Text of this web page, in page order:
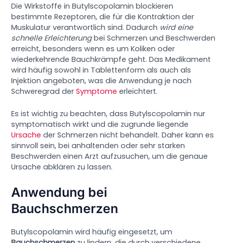
Die Wirkstoffe in Butylscopolamin blockieren
bestimmte Rezeptoren, die für die Kontraktion der
Muskulatur verantwortlich sind. Dadurch wird eine
schnelle Erleichterungbei Schmerzen und Beschwerden
erreicht, besonders wenn es um Koliken oder
wiederkehrende Bauchkrämpfe geht. Das Medikament
wird häufig sowohl in Tablettenform als auch als
Injektion angeboten, was die Anwendung je nach
Schweregrad derSymptome erleichtert.
Es ist wichtig zu beachten, dass Butylscopolamin nur
symptomatisch wirkt und die zugrunde liegende
Ursache der Schmerzen nicht behandelt. Daher kann es
sinnvoll sein, bei anhaltenden oder sehr starken
Beschwerden einen Arzt aufzusuchen, um die genaue
Ursache abklären zu lassen.
Anwendung bei
Bauchschmerzen
Butylscopolamin wird häufig eingesetzt, um